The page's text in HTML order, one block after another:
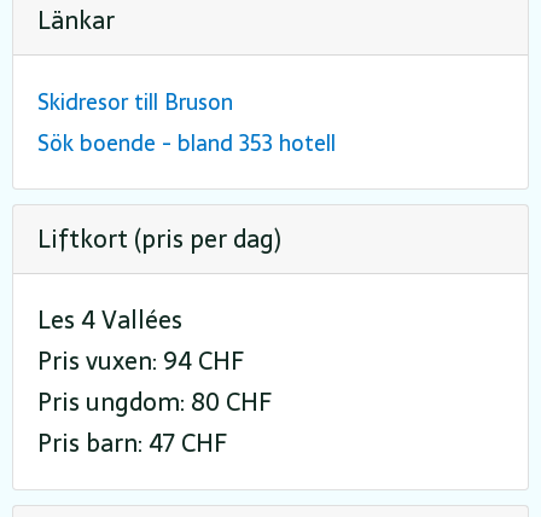
Länkar
Skidresor till Bruson
Sök boende - bland 353 hotell
Liftkort (pris per dag)
Les 4 Vallées
Pris vuxen: 94 CHF
Pris ungdom: 80 CHF
Pris barn: 47 CHF